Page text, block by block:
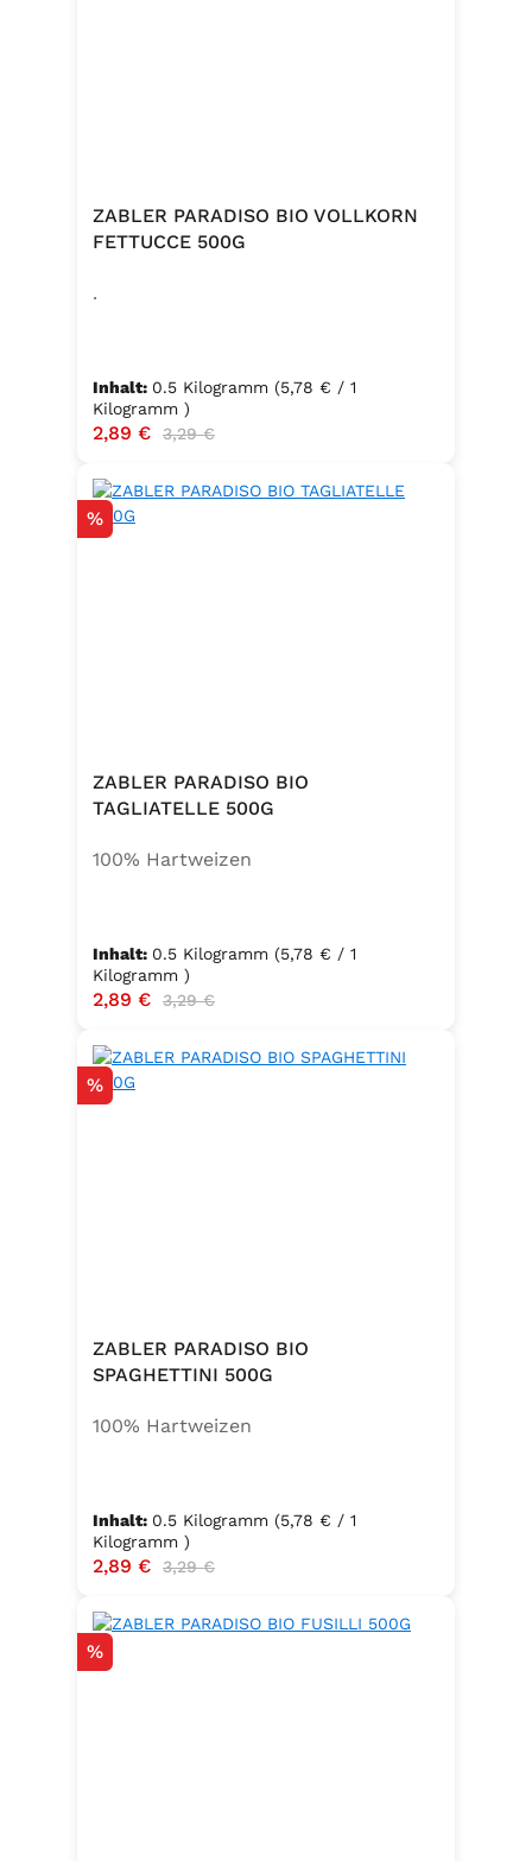
ZABLER PARADISO BIO VOLLKORN
FETTUCCE 500G
.
Inhalt: 0.5 Kilogramm (5,78 € / 1
Kilogramm )
Verkaufspreis:
2,89 € Regulärer Preis:
3,29 €
Rabatt
%
ZABLER PARADISO BIO
TAGLIATELLE 500G
100% Hartweizen
Inhalt: 0.5 Kilogramm (5,78 € / 1
Kilogramm )
Verkaufspreis:
2,89 € Regulärer Preis:
3,29 €
Rabatt
%
ZABLER PARADISO BIO
SPAGHETTINI 500G
100% Hartweizen
Inhalt: 0.5 Kilogramm (5,78 € / 1
Kilogramm )
Verkaufspreis:
2,89 € Regulärer Preis:
3,29 €
Rabatt
%